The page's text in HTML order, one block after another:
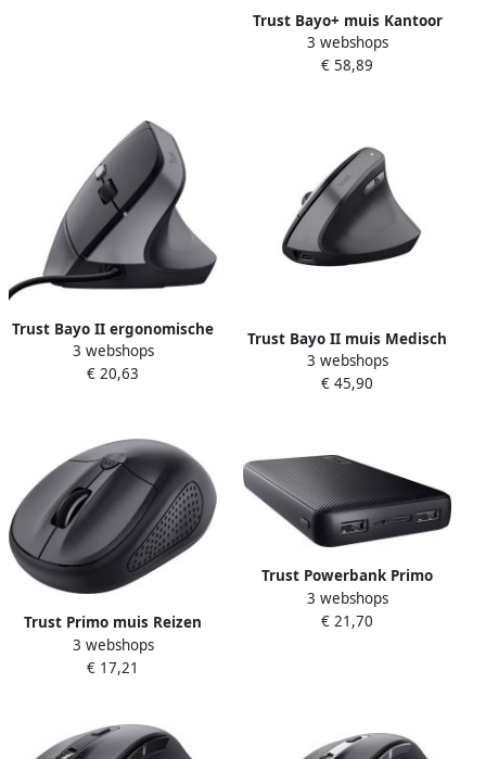
Trust Bayo+ muis Kantoor
Rechtshandig RF-draadloos
+ Bluetooth Optisch 2400
3 webshops
€ 58,89
Trust Bayo II ergonomische
muis voor rechtshandigen
3 webshops
€ 20,63
Trust Bayo II muis Medisch
Rechtshandig RF Draadloos
Optisch 2400 DPI
3 webshops
€ 45,90
Trust Primo muis Reizen
Ambidextrous Bluetooth
Optisch 1600 DPI
3 webshops
€ 17,21
Trust Powerbank Primo
15.000 mAh eco zwart
3 webshops
€ 21,70